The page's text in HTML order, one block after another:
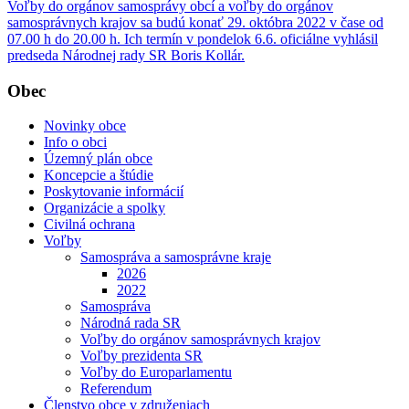
Voľby do orgánov samosprávy obcí a voľby do orgánov
samosprávnych krajov sa budú konať 29. októbra 2022 v čase od
07.00 h do 20.00 h. Ich termín v pondelok 6.6. oficiálne vyhlásil
predseda Národnej rady SR Boris Kollár.
Obec
Novinky obce
Info o obci
Územný plán obce
Koncepcie a štúdie
Poskytovanie informácií
Organizácie a spolky
Civilná ochrana
Voľby
Samospráva a samosprávne kraje
2026
2022
Samospráva
Národná rada SR
Voľby do orgánov samosprávnych krajov
Voľby prezidenta SR
Voľby do Europarlamentu
Referendum
Členstvo obce v združeniach